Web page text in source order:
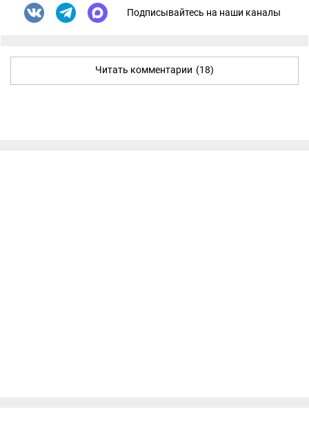
Подписывайтесь на наши каналы
Читать комментарии (18)